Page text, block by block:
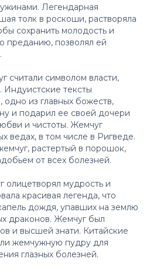
Легендарная
толк в роскоши, растворяла
сохранить молодость и
преданию, позволял ей
считали символом власти,
тексты
из главных божеств,
и подарил ее своей дочери
и чистоты. Жемчуг
ведах, в том числе в Ригведе.
растертый в порошок,
от всех болезней.
мудрость и
красивая легенда, что
дождя, упавших на землю
драконов. Жемчуг был
и высшей знати. Китайские
жемчужную пудру для
глазных болезней.